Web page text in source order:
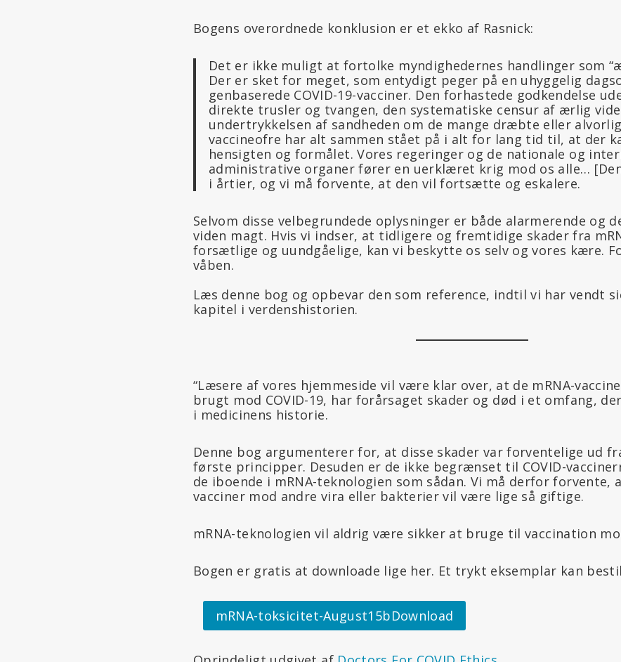
Bogens overordnede konklusion er et ekko af Rasnick:
Det er ikke muligt at fortolke myndighedernes handlinger som
Der er sket for meget, som entydigt peger på en uhyggelig
genbaserede COVID-19-vacciner. Den forhastede godkendelse
direkte trusler og tvangen, den systematiske censur af ærlig
undertrykkelsen af sandheden om de mange dræbte eller
vaccineofre har alt sammen stået på i alt for lang tid til, at der
hensigten og formålet. Vores regeringer og de nationale og
administrative organer fører en uerklæret krig mod os alle…
i årtier, og vi må forvente, at den vil fortsætte og eskalere.
Selvom disse velbegrundede oplysninger er både alarmerende og
viden magt. Hvis vi indser, at tidligere og fremtidige skader fra
forsætlige og uundgåelige, kan vi beskytte os selv og vores kære.
våben.
Læs denne bog og opbevar den som reference, indtil vi har vendt
kapitel i verdenshistorien.
“Læsere af vores hjemmeside vil være klar over, at de mRNA-
brugt mod COVID-19, har forårsaget skader og død i et omfang,
i medicinens historie.
Denne bog argumenterer for, at disse skader var forventelige ud
første principper. Desuden er de ikke begrænset til COVID-
de iboende i mRNA-teknologien som sådan. Vi må derfor forvente,
vacciner mod andre vira eller bakterier vil være lige så giftige.
mRNA-teknologien vil aldrig være sikker at bruge til vaccination
Bogen er gratis at downloade lige her. Et trykt eksemplar kan
mRNA-toksicitet-August15bDownload